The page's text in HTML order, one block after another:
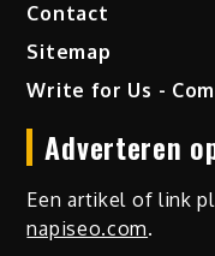
Contact
Sitemap
Write for Us -
Adverteren
Een artikel of link
napiseo.com.